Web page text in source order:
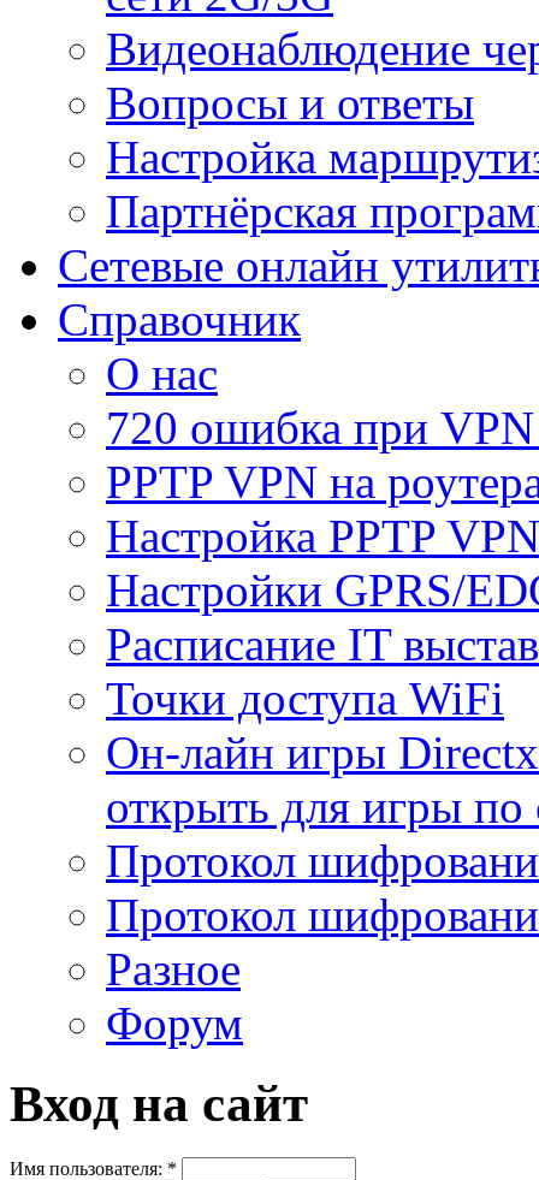
Видеонаблюдение
Вопросы и ответы
Настройка
Партнёрская
Сетевые онлайн
Справочник
О нас
720 ошибка при
PPTP VPN на
Настройка PPTP
Настройки GPRS/
Расписание IT
Точки доступа WiFi
Он-лайн игры
открыть для игры по
Протокол
Протокол
Разное
Форум
Вход на сайт
Имя пользователя: *